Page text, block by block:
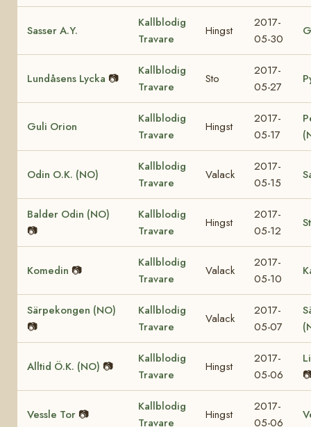
Sasser A.Y.
Kallblodig
Travare
Hingst
2017-
05-30
Lundåsens Lycka 📷
Kallblodig
Travare
Sto
2017-
05-27
Guli Orion
Kallblodig
Travare
Hingst
2017-
05-17
Odin O.K. (NO)
Kallblodig
Travare
Valack
2017-
05-15
Balder Odin (NO)
📷
Kallblodig
Travare
Hingst
2017-
05-12
Komedin 📷
Kallblodig
Travare
Valack
2017-
05-10
Särpekongen (NO)
📷
Kallblodig
Travare
Valack
2017-
05-07
Alltid Ö.K. (NO) 📷
Kallblodig
Travare
Hingst
2017-
05-06
Vessle Tor 📷
Kallblodig
Travare
Hingst
2017-
05-06